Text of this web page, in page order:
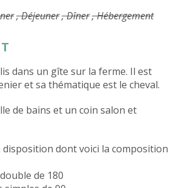
, Déjeuner, Dîner, Hébergement
dans un gîte sur la ferme. Il est
et sa thématique est le cheval.
de bains et un coin salon et
disposition dont voici la composition
de 180